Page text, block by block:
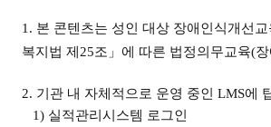
1. 본 콘텐츠는 성인 대상 장애인식개선
복지법 제 25조 」 에 따른 법정의무교육(
2. 기관 내 자체적으로 운영 중인 LMS에
1) 실적관리시스템 로그인